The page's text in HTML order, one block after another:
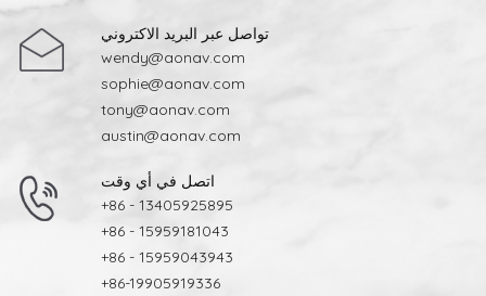
تواصل عبر البريد الاكتروني
wendy@aonav.com
sophie@aonav.com
tony@aonav.com
austin@aonav.com
اتصل في أي وقت
+86 - 13405925895
+86 - 15959181043
+86 - 15959043943
+86-19905919336